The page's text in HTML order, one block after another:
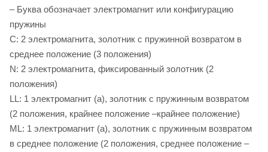
– Буква обозначает электромагнит или конфигурацию
пружины
C: 2 электромагнита, золотник с пружинной возвратом в
среднее положение (3 положения)
N: 2 электромагнита, фиксированный золотник (2
положения)
LL: 1 электромагнит (a), золотник с пружинным возвратом
(2 положения, крайнее положение –крайнее положение)
ML: 1 электромагнит (a), золотник с пружинным возвратом
в среднее положение (2 положения, среднее положение –